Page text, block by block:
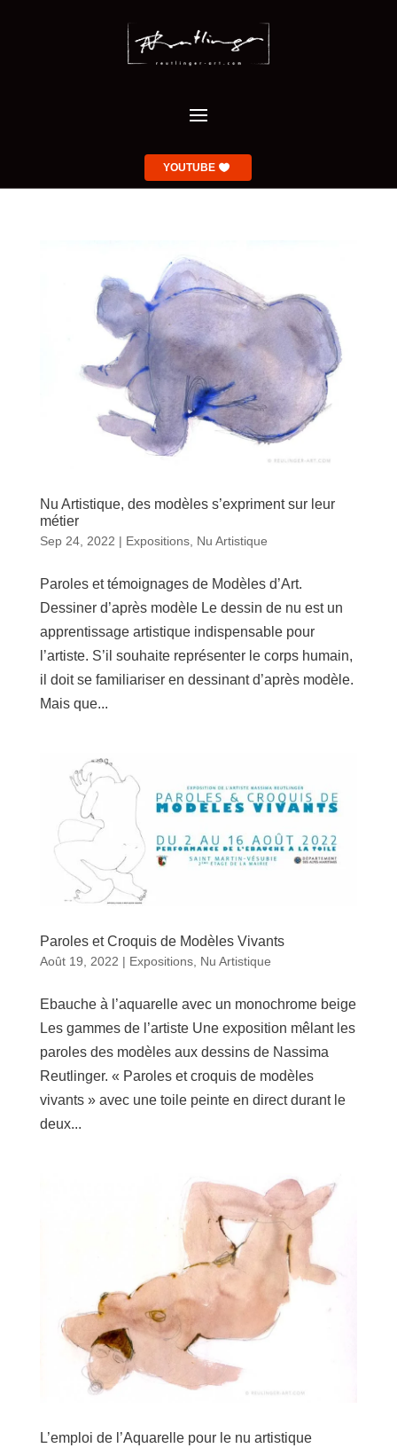
YOUTUBE
Nu Artistique, des modèles s’expriment sur leur
métier
Sep 24, 2022 | Expositions, Nu Artistique
Paroles et témoignages de Modèles d’Art.
Dessiner d’après modèle Le dessin de nu est un
apprentissage artistique indispensable pour
l’artiste. S’il souhaite représenter le corps humain,
il doit se familiariser en dessinant d’après modèle.
Mais que...
Paroles et Croquis de Modèles Vivants
Août 19, 2022 | Expositions, Nu Artistique
Ebauche à l’aquarelle avec un monochrome beige
Les gammes de l’artiste Une exposition mêlant les
paroles des modèles aux dessins de Nassima
Reutlinger. « Paroles et croquis de modèles
vivants » avec une toile peinte en direct durant le
deux...
L’emploi de l’Aquarelle pour le nu artistique